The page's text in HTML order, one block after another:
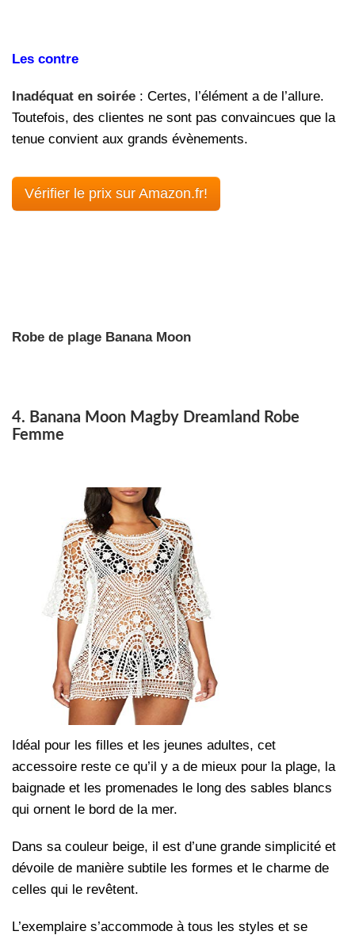
Les contre
Inadéquat en soirée : Certes, l’élément a de l’allure.
Toutefois, des clientes ne sont pas convaincues que la
tenue convient aux grands évènements.
Vérifier le prix sur Amazon.fr!
Robe de plage Banana Moon
4. Banana Moon Magby Dreamland Robe
Femme
Idéal pour les filles et les jeunes adultes, cet
accessoire reste ce qu’il y a de mieux pour la plage, la
baignade et les promenades le long des sables blancs
qui ornent le bord de la mer.
Dans sa couleur beige, il est d’une grande simplicité et
dévoile de manière subtile les formes et le charme de
celles qui le revêtent.
L’exemplaire s’accommode à tous les styles et se